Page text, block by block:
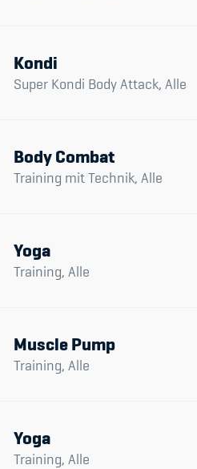
Kondi
Super Kondi Body Attack, Alle
Body Combat
Training mit Technik, Alle
Yoga
Training, Alle
Muscle Pump
Training, Alle
Yoga
Training, Alle